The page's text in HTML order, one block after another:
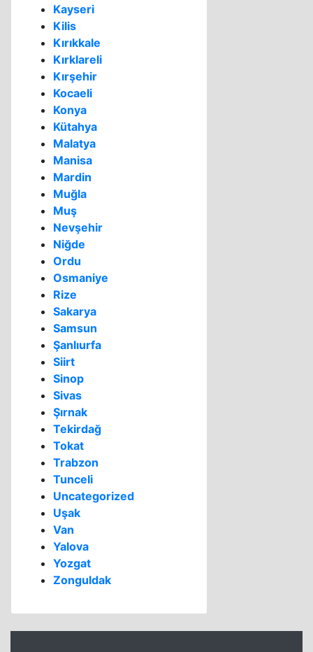
Kayseri
Kilis
Kırıkkale
Kırklareli
Kırşehir
Kocaeli
Konya
Kütahya
Malatya
Manisa
Mardin
Muğla
Muş
Nevşehir
Niğde
Ordu
Osmaniye
Rize
Sakarya
Samsun
Şanlıurfa
Siirt
Sinop
Sivas
Şırnak
Tekirdağ
Tokat
Trabzon
Tunceli
Uncategorized
Uşak
Van
Yalova
Yozgat
Zonguldak